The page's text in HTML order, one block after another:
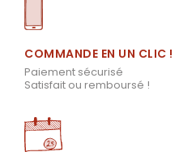
COMMANDE EN UN CLIC !
Paiement sécurisé
Satisfait ou remboursé !